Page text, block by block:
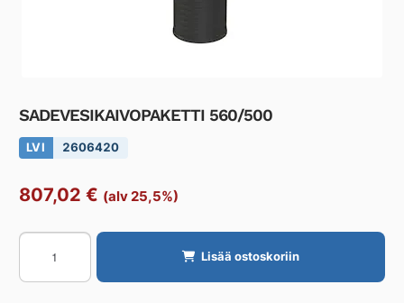
SADEVESIKAIVOPAKETTI 560/500
LVI 2606420
807,02 € (alv 25,5%)
SADEVESIKAIVOPAKETTI
560/500
määrä
Lisää ostoskoriin